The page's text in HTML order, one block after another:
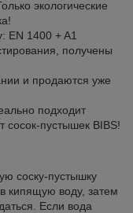
экологические
EN 1400 + A1
получены
и продаются уже
подходит
сосок-пустышек BIBS!
соску-пустышку
кипящую воду, затем
Если вода